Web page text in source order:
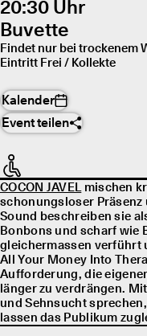
20:30 Uhr
Buvette
Findet nur bei trockenem
Eintritt Frei / Kollekte
Kalender
Event teilen
COCON JAVELmischen
schonungsloser
Sound beschreiben sie
Bonbons und scharf wie
gleichermassen verführt
All Your Money Into
Aufforderung, die
länger zu verdrängen.
und Sehnsucht
lassen das Publikum